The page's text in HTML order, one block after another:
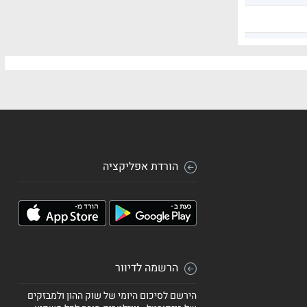
הורדת אפליקציה
הרשמה לדיוור
הירשם לסיכום היומי של שוק ההון ולמבזקים